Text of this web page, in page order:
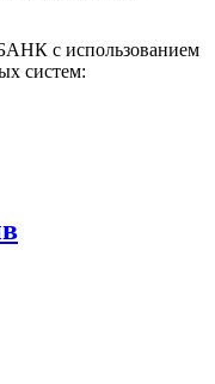
с использованием
систем: